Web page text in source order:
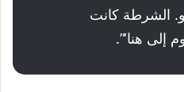
الشرطة كانت
إلى هنا‘”.